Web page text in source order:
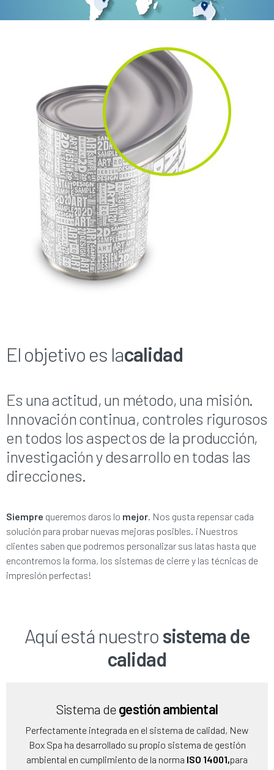
El objetivo es lacalidad
Es una actitud, un método, una misión.
Innovación continua, controles rigurosos
en todos los aspectos de la producción,
investigación y desarrollo en todas las
direcciones.
Siempre queremos daros lo mejor . Nos gusta repensar cada
solución para probar nuevas mejoras posibles. ¡Nuestros
clientes saben que podremos personalizar sus latas hasta que
encontremos la forma, los sistemas de cierre y las técnicas de
impresión perfectas!
Aquí está nuestro sistema de
calidad
Sistema degestión ambiental
Perfectamente integrada en el sistema de calidad, New
Box Spa ha desarrollado su propio sistema de gestión
ambiental en cumplimiento de la norma ISO 14001,para